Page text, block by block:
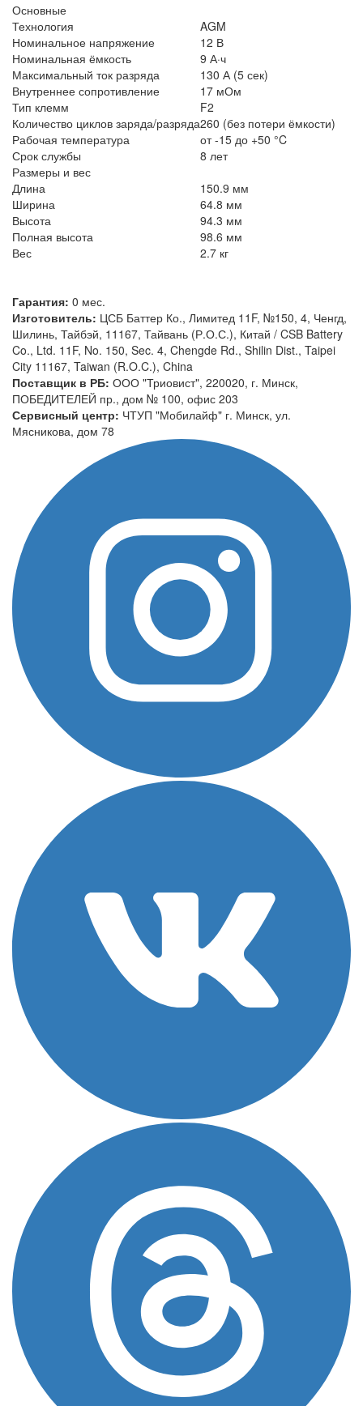
Основные
Технология
AGM
Номинальное напряжение
12 В
Номинальная ёмкость
9 А·ч
Максимальный ток разряда
130 А (5 сек)
Внутреннее сопротивление
17 мОм
Тип клемм
F2
Количество циклов заряда/разряда260 (без потери ёмкости)
Рабочая температура
от -15 до +50 °C
Срок службы
8 лет
Размеры и вес
Длина
150.9 мм
Ширина
64.8 мм
Высота
94.3 мм
Полная высота
98.6 мм
Вес
2.7 кг
Гарантия: 0 мес.
Изготовитель: ЦСБ Баттер Ко., Лимитед 11F, №150, 4, Ченгд,
Шилинь, Тайбэй, 11167, Тайвань (Р.О.С.), Китай / CSB Battery
Co., Ltd. 11F, No. 150, Sec. 4, Chengde Rd., Shilin Dist., Taipei
City 11167, Taiwan (R.O.C.), China
Поставщик в РБ: ООО "Триовист", 220020, г. Минск,
ПОБЕДИТЕЛЕЙ пр., дом № 100, офис 203
Сервисный центр: ЧТУП "Мобилайф" г. Минск, ул.
Мясникова, дом 78